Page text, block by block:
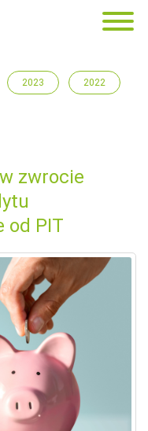
2023 2022
zwrocie
od PIT